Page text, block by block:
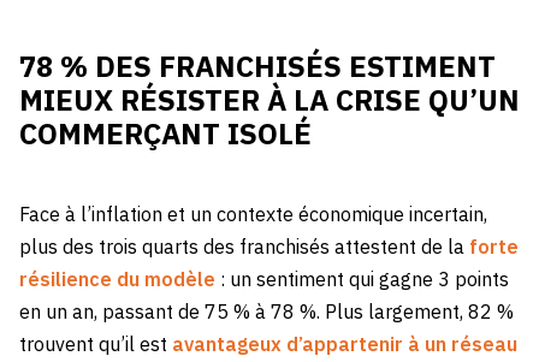
78 % DES FRANCHISÉS ESTIMENT
MIEUX RÉSISTER À LA CRISE QU’UN
COMMERÇANT ISOLÉ
Face à l’inflation et un contexte économique incertain,
plus des trois quarts des franchisés attestent de la forte
résilience du modèle : un sentiment qui gagne 3 points
en un an, passant de 75 % à 78 %. Plus largement, 82 %
trouvent qu’il est avantageux d’appartenir à un réseau